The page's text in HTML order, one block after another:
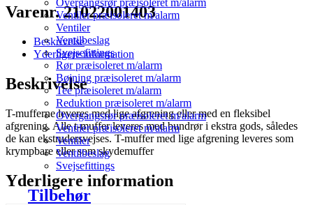
Ventiler præisoleret m/alarm
Ventiler
Ventilbeslag
Svejsefittings
Rør præisoleret m/alarm
Bøjning præisoleret m/alarm
Tee præisoleret m/alarm
Reduktion præisoleret m/alarm
Overgangsrør præisoleret m/alarm
Ventiler præisoleret m/alarm
Ventiler
Ventilbeslag
Svejsefittings
Tilbehør
Varenr. 21022001403
Beskrivelse
Yderligere information
Beskrivelse
T-mufferne leveres med lige afgrening eller med en fleksibel
afgrening. Alle t-muffer leveres med bundrør i ekstra gods, således
de kan ekstrudersvejses. T-muffer med lige afgrening leveres som
krympbare eller som skydemuffer
Yderligere information